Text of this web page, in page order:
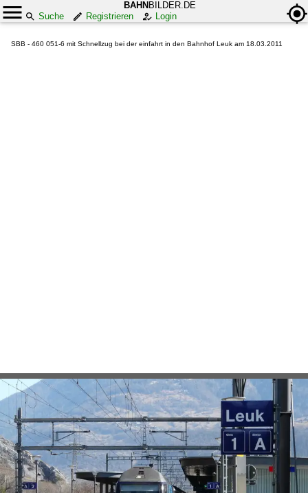
BAHN BILDER.DE
Suche
Registrieren Login
SBB - 460 051-6 mit Schnellzug bei der einfahrt in den Bahnhof Leuk am 18.03.2011